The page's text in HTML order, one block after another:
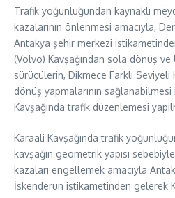
Trafik yoğunluğundan kaynaklı
kazalarının önlenmesi amacıyla,
Antakya şehir merkezi
(Volvo) Kavşağından sola dönüş
sürücülerin, Dikmece Farklı Seviyeli
dönüş yapmalarının
Kavşağında trafik düzenlemesi
Karaali Kavşağında trafik
kavşağın geometrik yapısı
kazaları engellemek amacıyla
İskenderun istikametinden gelerek